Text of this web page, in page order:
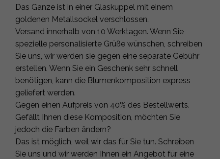
Das Ganze ist in einer Glaskuppel mit einem
goldenen Metallsockel verschlossen.
Versand innerhalb von 10 Werktagen. Wenn Sie
spezielle personalisierte Grüße wünschen, schreiben
Sie uns, wir werden sie gegen eine separate Gebühr
erstellen. Wenn Sie ein Geschenk sehr schnell
benötigen, kann die Blumenkomposition express
geliefert werden.
Gegen einen Aufpreis von 40% des Bestellwerts.
Gefällt Ihnen diese Komposition, möchten Sie
jedoch die Farben ändern?
Das ist möglich, weil wir das für Sie tun. Schreiben
Sie uns und wir werden Ihnen ein Angebot für eine